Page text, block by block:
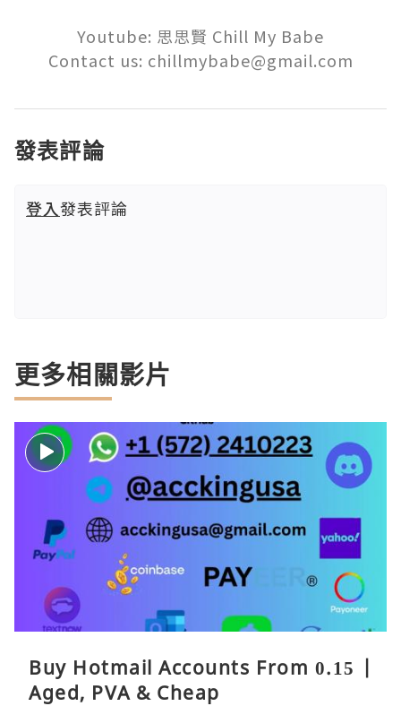
Youtube: 思思賢 Chill My Babe
Contact us: chillmybabe@gmail.com
發表評論
登入發表評論
更多相關影片
Buy Hotmail Accounts From 0.15 |
Aged, PVA & Cheap